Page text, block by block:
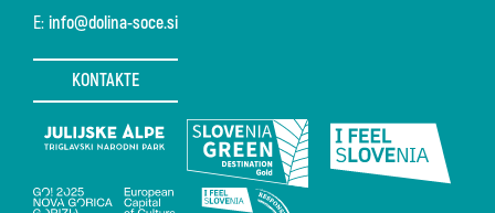
E: info@dolina-soce.si
KONTAKTE